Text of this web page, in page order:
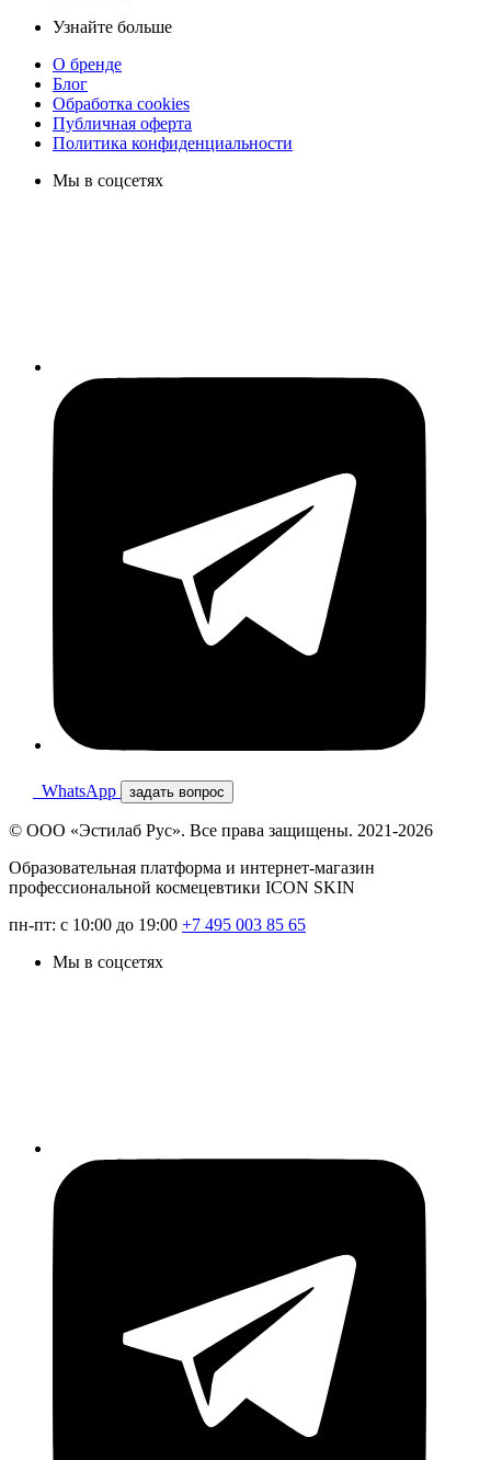
Узнайте больше
О бренде
Блог
Обработка cookies
Публичная оферта
Политика конфиденциальности
Мы в соцсетях
WhatsApp задать вопрос
© ООО «Эстилаб Рус». Все права защищены. 2021-2026
Образовательная платформа и интернет-магазин
профессиональной космецевтики ICON SKIN
пн-пт: с 10:00 до 19:00 +7 495 003 85 65
Мы в соцсетях